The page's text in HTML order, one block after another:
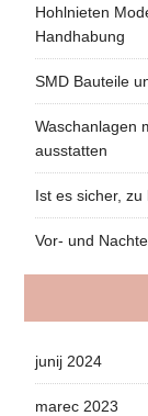
Hohlnieten
Handhabung
SMD Bauteile
Waschanlagen
ausstatten
Ist es sicher,
Vor- und
junij 2024
marec 2023